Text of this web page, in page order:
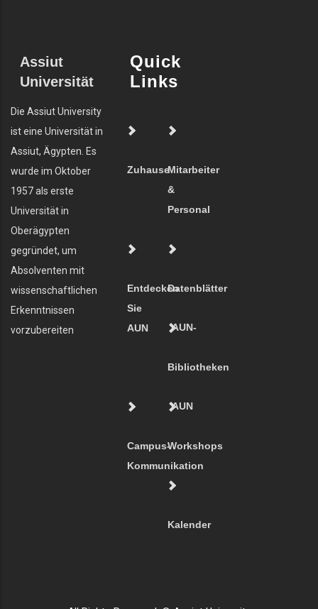
Assiut
Universität
Die Assiut University
ist eine Universität in
Assiut, Ägypten. Es
wurde im Oktober
1957 als erste
Universität in
Oberägypten
gegründet, um
Absolventen mit
wissenschaftlichen
Erkenntnissen
vorzubereiten
Quick
Links
ZuhauseMitarbeiter
&
Personal
Entdecken
Sie
AUN
Datenblätter
AUN-
Bibliotheken
Campus-
Kommunikation
AUN
Workshops
Kalender